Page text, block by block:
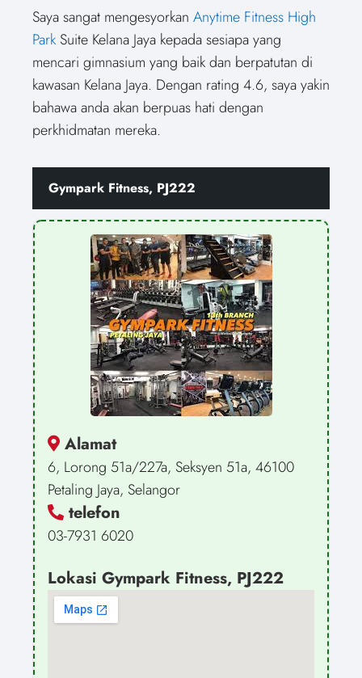
Saya sangat mengesyorkan Anytime Fitness High
Park Suite Kelana Jaya kepada sesiapa yang
mencari gimnasium yang baik dan berpatutan di
kawasan Kelana Jaya. Dengan rating 4.6, saya yakin
bahawa anda akan berpuas hati dengan
perkhidmatan mereka.
Gympark Fitness, PJ222
Alamat
6, Lorong 51a/227a, Seksyen 51a, 46100
Petaling Jaya, Selangor
telefon
03-7931 6020
Lokasi Gympark Fitness, PJ222